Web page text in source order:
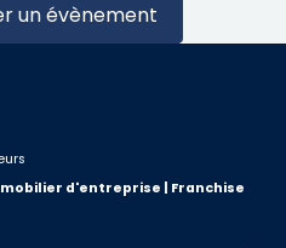
un évènement
d'entreprise | Franchise